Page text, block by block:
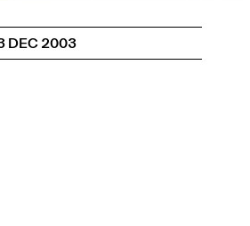
DEC 2003